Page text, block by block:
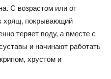
С возрастом или от
хрящ, покрывающий
теряет воду, а вместе с
и начинают работать
хрустом и